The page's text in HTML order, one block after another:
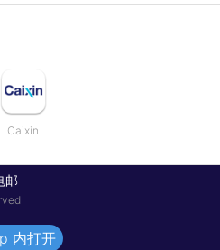
Caixin
邮
内打开